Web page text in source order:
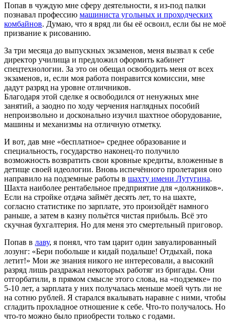
Попав в чуждую мне сферу деятельности, я из-под палки
познавал профессию машиниста угольных и проходческих
комбайнов. Думаю, что я вряд ли бы её освоил, если бы не моё
призвание к рисованию.
За три месяца до выпускных экзаменов, меня вызвал к себе
директор училища и предложил оформить кабинет
спецтехнологии. За это он обещал освободить меня от всех
экзаменов, и, если моя работа понравится комиссии, мне
дадут разряд на уровне отличников.
Благодаря этой сделке я освободился от ненужных мне
занятий, а заодно по ходу черчения наглядных пособий
непроизвольно и досконально изучил шахтное оборудование,
машины и механизмы на отличную отметку.
И вот, дав мне «бесплатное» среднее образование и
специальность, государство наконец-то получило
возможность возвратить свои кровные кредиты, вложенные в
детище своей идеологии. Вновь испечённого пролетария оно
направило на подземные работы в шахту имени Лутугина.
Шахта наиболее рентабельное предприятие для «должников».
Если на стройке отдача займёт десять лет, то на шахте,
согласно статистике по зарплате, это произойдёт намного
раньше, а затем в казну польётся чистая прибыль. Всё это
скучная бухгалтерия. Но для меня это смертельный приговор.
Попав в лаву, я понял, что там царит один завуалированный
лозунг: «Бери побольше и кидай подальше! Отдыхай, пока
летит!» Мои же знания никого не интересовали, а высокий
разряд лишь раздражал некоторых работяг из бригады. Они
отгорбатили, в прямом смысле этого слова, на «подземке» по
5-10 лет, а зарплата у них получалась меньше моей чуть ли не
на сотню рублей. Я старался вкалывать наравне с ними, чтобы
сгладить прохладное отношение к себе. Что-то получалось. Но
что-то можно было приобрести только с годами.